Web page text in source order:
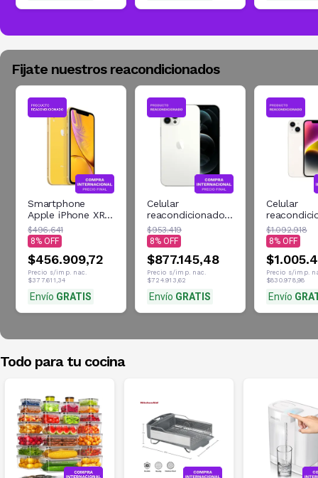
Fijate nuestros reacondicionados
Smartphone
Apple iPhone XR
Reacondicionado
64GB Amarillo
Desbloqueado
$496.641
8
$456.909,72
Precio s/imp. nac.
$377.611,34
Envío GRATIS
Celular
reacondicionado
Apple iPhone 12
Pro Max 5G
128GB plateado
desbloqueado
$953.419
8
$877.145,48
Precio s/imp. nac.
$724.913,62
Envío GRATIS
Celular
Apple
128GB
renovado
$1.092.918
8
Precio s/imp.
$830.978,98
Envío
Todo para tu cocina